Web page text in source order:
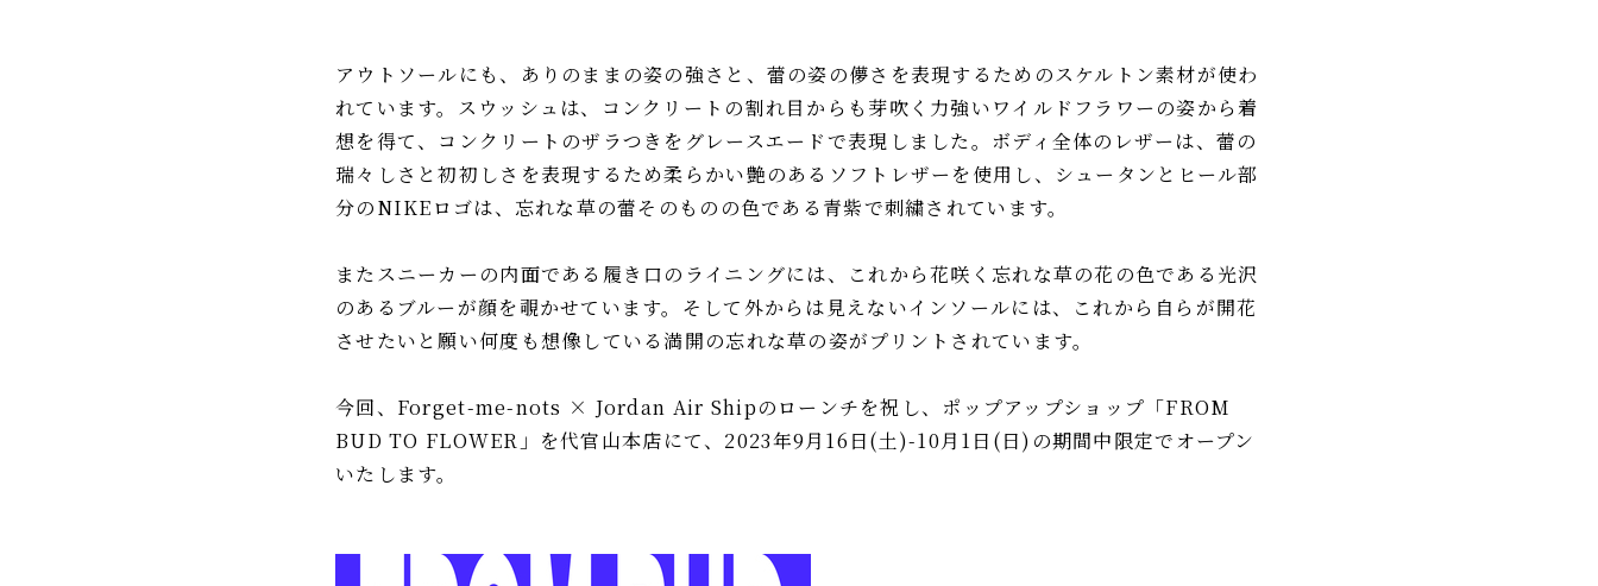
アウトソールにも、ありのままの姿の強さと、蕾の姿の儚さを表現するためのスケルトン素材が使わ
れています。スウッシュは、コンクリートの割れ目からも芽吹く力強いワイルドフラワーの姿から着
想を得て、コンクリートのザラつきをグレースエードで表現しました。ボディ全体のレザーは、蕾の
瑞々しさと初初しさを表現するため柔らかい艶のあるソフトレザーを使用し、シュータンとヒール部
分のNIKEロゴは、忘れな草の蕾そのものの色である青紫で刺繍されています。
またスニーカーの内面である履き口のライニングには、これから花咲く忘れな草の花の色である光沢
のあるブルーが顔を覗かせています。そして外からは見えないインソールには、これから自らが開花
させたいと願い何度も想像している満開の忘れな草の姿がプリントされています。
今回、Forget-me-nots × Jordan Air Shipのローンチを祝し、ポップアップショップ「FROM
BUD TO FLOWER」を代官山本店にて、2023年9月16日(土)-10月1日(日)の期間中限定でオープン
いたします。